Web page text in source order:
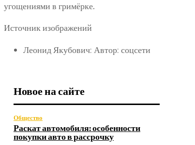
угощениями в гримёрке.
Источник изображений
Леонид Якубович: Автор: соцсети
Новое на сайте
Общество
Раскат автомобиля: особенности
покупки авто в рассрочку